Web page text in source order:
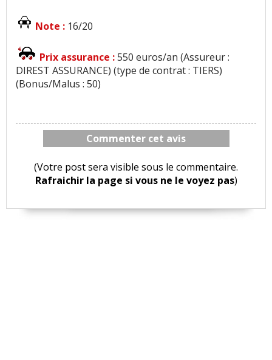
Note : 16/20
Prix assurance :550 euros/an (Assureur :
DIREST ASSURANCE) (type de contrat : TIERS)
(Bonus/Malus : 50)
Commenter cet avis
(Votre post sera visible sous le commentaire.
Rafraichir la page si vous ne le voyez pas)